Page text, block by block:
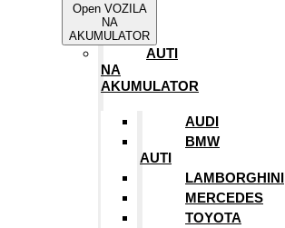
Open VOZILA
NA
AKUMULATOR
AUTI
NA
AKUMULATOR
AUDI
BMW
AUTI
LAMBORGHINI
MERCEDES
TOYOTA